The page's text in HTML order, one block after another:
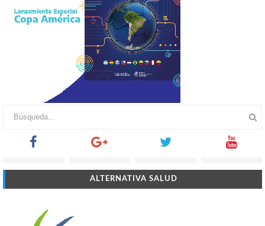
ALTERNATIVA SALUD